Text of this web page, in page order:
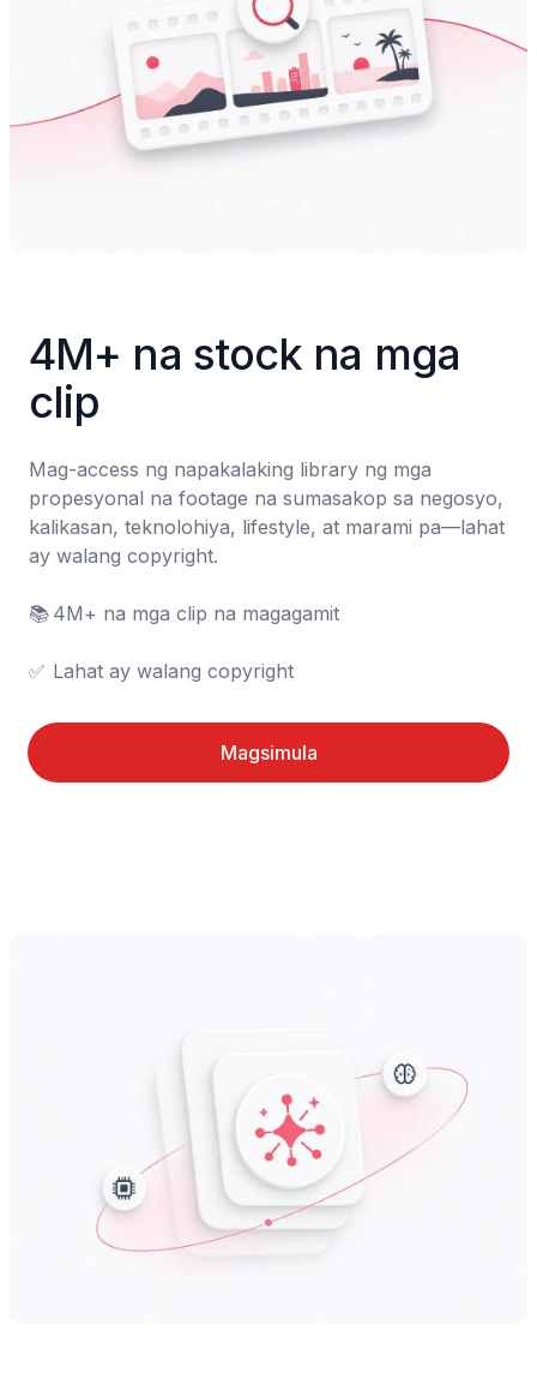
4M+ na stock na mga
clip
Mag-access ng napakalaking library ng mga
propesyonal na footage na sumasakop sa negosyo,
kalikasan, teknolohiya, lifestyle, at marami pa—lahat
ay walang copyright.
📚	4M+ na mga clip na magagamit
✅	Lahat ay walang copyright
Magsimula